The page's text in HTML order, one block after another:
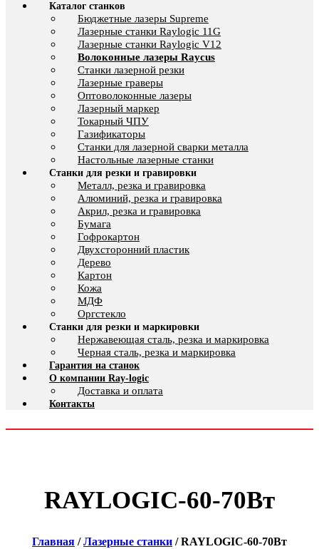
Каталог станков
Бюджетные лазеры Supreme
Лазерные станки Raylogic 11G
Лазерные станки Raylogic V12
Волоконные лазеры Raycus
Станки лазерной резки
Лазерные граверы
Оптоволоконные лазеры
Лазерный маркер
Токарный ЧПУ
Газификаторы
Cтанки для лазерной сварки металла
Настольные лазерные станки
Станки для резки и гравировки
Металл, резка и гравировка
Алюминий, резка и гравировка
Акрил, резка и гравировка
Бумага
Гофрокартон
Двухсторонний пластик
Дерево
Картон
Кожа
МДФ
Оргстекло
Станки для резки и маркировки
Нержавеющая сталь, резка и маркировка
Черная сталь, резка и маркировка
Гарантия на станок
О компании Ray-logic
Доставка и оплата
Контакты
RAYLOGIC-60-70Вт
Главная /Лазерные станки / RAYLOGIC-60-70Вт